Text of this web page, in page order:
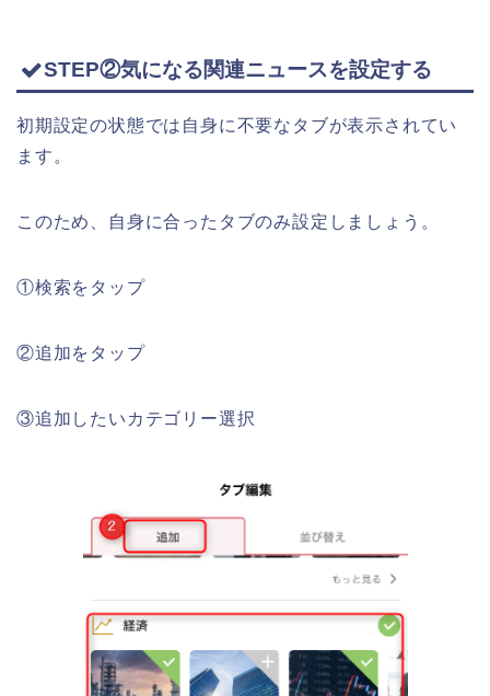
STEP②気になる関連ニュースを設定する
初期設定の状態では自身に不要なタブが表示されてい
ます。
このため、自身に合ったタブのみ設定しましょう。
①検索をタップ
②追加をタップ
③追加したいカテゴリー選択